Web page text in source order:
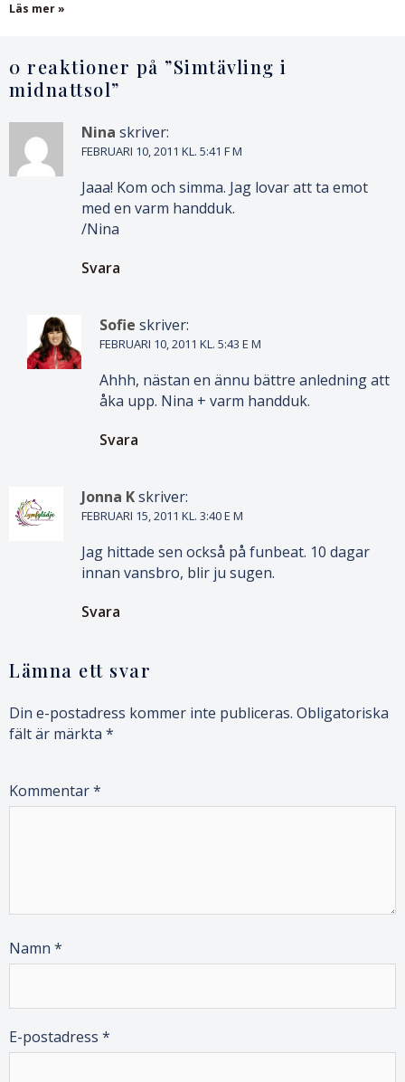
Läs mer »
0 reaktioner på ”Simtävling i
midnattsol”
Nina skriver:
FEBRUARI 10, 2011 KL. 5:41 F M
Jaaa! Kom och simma. Jag lovar att ta emot
med en varm handduk.
/Nina
Svara
Sofie skriver:
FEBRUARI 10, 2011 KL. 5:43 E M
Ahhh, nästan en ännu bättre anledning att
åka upp. Nina + varm handduk.
Svara
Jonna Kskriver:
FEBRUARI 15, 2011 KL. 3:40 E M
Jag hittade sen också på funbeat. 10 dagar
innan vansbro, blir ju sugen.
Svara
Lämna ett svar
Din e-postadress kommer inte publiceras. Obligatoriska
fält är märkta *
Kommentar*
Namn *
E-postadress *